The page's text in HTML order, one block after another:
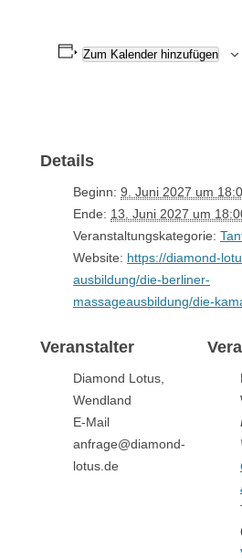
Zum Kalender hinzufügen
Details
Beginn: 9. Juni 2027 um
Ende: 13. Juni 2027 um
Veranstaltungskategorie:
Website: https://diamond-
ausbildung/die-berliner-
massageausbildung/die-
Veranstalter
Diamond Lotus,
Wendland
E-Mail
anfrage@diamond-
lotus.de